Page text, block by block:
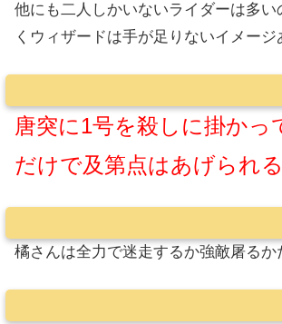
他にも二人しかいないライダーは多い
くウィザードは手が足りないイメージ
唐突に1号を殺しに掛かっ
だけで及第点はあげられる
橘さんは全力で迷走するか強敵屠る